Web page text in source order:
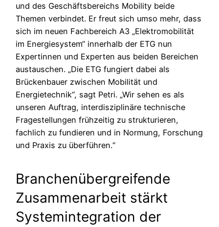
und des Geschäftsbereichs Mobility beide
Themen verbindet. Er freut sich umso mehr, dass
sich im neuen Fachbereich A3 „Elektromobilität
im Energiesystem“ innerhalb der ETG nun
Expertinnen und Experten aus beiden Bereichen
austauschen. „Die ETG fungiert dabei als
Brückenbauer zwischen Mobilität und
Energietechnik“, sagt Petri. „Wir sehen es als
unseren Auftrag, interdisziplinäre technische
Fragestellungen frühzeitig zu strukturieren,
fachlich zu fundieren und in Normung, Forschung
und Praxis zu überführen.“
Branchenübergreifende
Zusammenarbeit stärkt
Systemintegration der